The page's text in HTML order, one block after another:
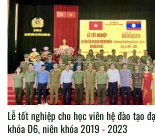
Lễ tốt nghiệp cho học viên hệ đào tạo
khóa D6, niên khóa 2019 - 2023